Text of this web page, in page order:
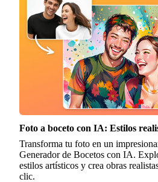
Foto a boceto con IA: Estilos
Transforma tu foto en un
Generador de Bocetos con IA.
estilos artísticos y crea obras
clic.